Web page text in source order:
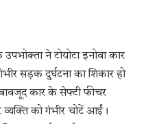
ने टोयोटा इनोवा कार
सड़क दुर्घटना का शिकार हो
कार के सेफ्टी फीचर
को गंभीर चोटें आईं।